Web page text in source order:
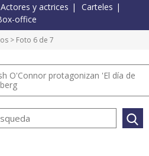
Actores y actrices
Carteles
office
> Foto 6 de 7
O'Connor protagonizan 'El día de